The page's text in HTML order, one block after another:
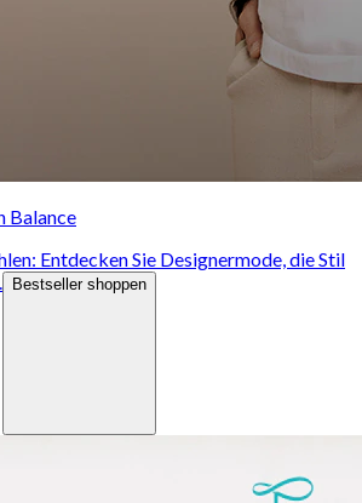
Balance
Entdecken Sie Designermode, die Stil
Bestseller shoppen